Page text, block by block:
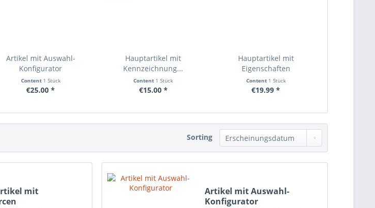
Artikel mit Auswahl-
Konfigurator
Content 1 Stück
€25.00 *
Hauptartikel mit
Kennzeichnung...
Content 1 Stück
€15.00 *
Hauptartikel mit
Eigenschaften
Content 1 Stück
€19.99 *
Sorting
mit
Artikel mit Auswahl-
Konfigurator